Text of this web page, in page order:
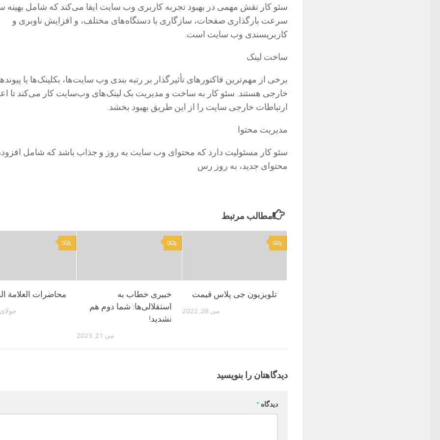
سئو کار نقش مهمی در بهبود تجربه کاربری وب سایت ایفا می‌کند که شامل بهینه
سرعت بارگذاری صفحات، سازگاری با دستگاه‌های مختلف، و افزایش ناوبری و
کاربرپسندی وب سایت است.
ساخت لینک
برخی از مهم‌ترین فاکتورهای تأثیرگذار بر رتبه بندی وب سایت‌ها، بکلینک‌ها یا
خارجی هستند. سئو کار به ساخت و مدیریت بک لینک‌های وب‌سایت کار می‌کند تا
ارتباطات خارجی سایت را از این طریق بهبود بخشد.
مدیریت محتوا
سئو کار مسئولیت دارد که محتوای وب سایت به روز و جذاب باشد که شامل
محتوای جدید، به روز رس
مطالب مرتبط
0
محاضرات العلامة
جولای 22, 2022
0
خبیری خطاب به
استقلالی‌ها: شما دوم هم
نشدید!
می 21, 2023
0
تلویزیون جی پلاس قیمت
می 28, 2022
دیدگاهتان را بنویسید
دیدگاه *